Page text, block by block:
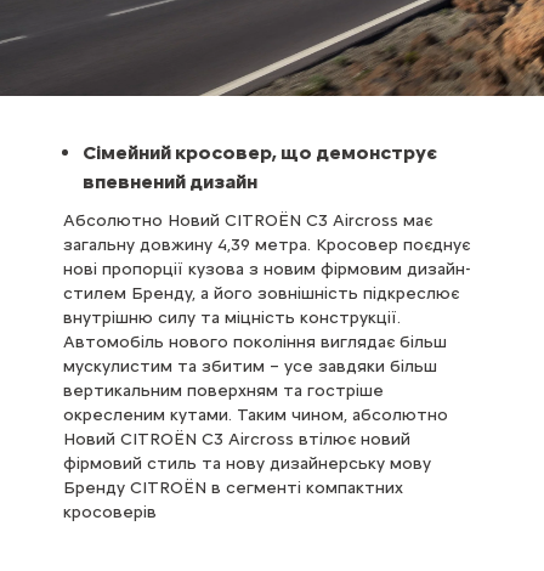
Сімейний кросовер, що демонструє
впевнений дизайн
Абсолютно Новий CITROЁN C3 Aircross має
загальну довжину 4,39 метра. Кросовер поєднує
нові пропорції кузова з новим фірмовим дизайн-
стилем Бренду, а його зовнішність підкреслює
внутрішню силу та міцність конструкції.
Автомобіль нового покоління виглядає більш
мускулистим та збитим – усе завдяки більш
вертикальним поверхням та гостріше
окресленим кутами. Таким чином, абсолютно
Новий CITROЁN C3 Aircross втілює новий
фірмовий стиль та нову дизайнерську мову
Бренду CITROЁN в сегменті компактних
кросоверів